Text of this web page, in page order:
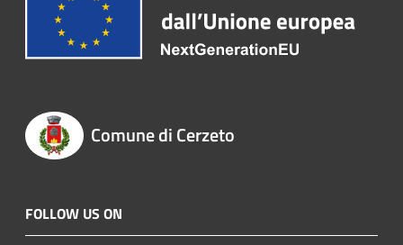
Comune di Cerzeto
FOLLOW US ON